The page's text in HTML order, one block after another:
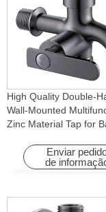
High Quality Double-
Wall-Mounted
Zinc Material Tap for
Homes
Enviar
de